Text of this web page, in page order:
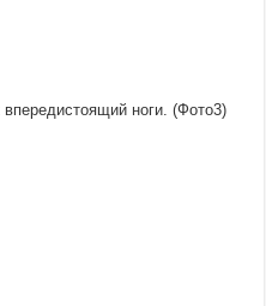
ноги. (Фото3)